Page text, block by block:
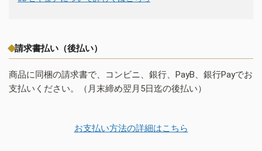
請求書払い（後払い）
商品に同梱の請求書で、コンビニ、銀行、PayB、銀行Payでお
支払いください。（月末締め翌月5日迄の後払い）
お支払い方法の詳細はこちら